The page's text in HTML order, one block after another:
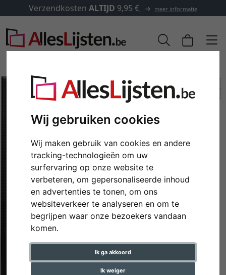
Wij gebruiken cookies
Wij maken gebruik van cookies en andere
tracking-technologieën om uw
surfervaring op onze website te
verbeteren, om gepersonaliseerde inhoud
en advertenties te tonen, om ons
websiteverkeer te analyseren en om te
begrijpen waar onze bezoekers vandaan
komen.
Ik ga akkoord
Ik weiger
Verzendkosten ALTIJD 9,95 € meer informatie
Terug